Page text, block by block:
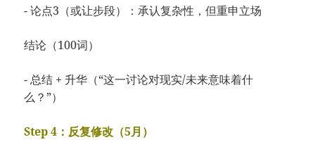
- 论点3（或让步段）：承认复杂性，但重申立场
结论（100词）
- 总结 + 升华（“这一讨论对现实/未来意味着什
么？”）
Step 4：反复修改（5月）